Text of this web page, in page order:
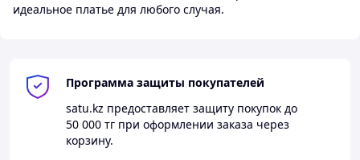
идеальное платье для любого случая.
Программа защиты покупателей
satu.kz предоставляет защиту покупок до
50 000 тг при оформлении заказа через
корзину.